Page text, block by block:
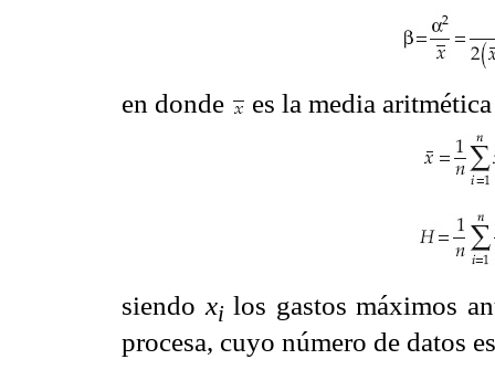
en donde es la media
siendo xilos gastos máximos
procesa, cuyo número de datos